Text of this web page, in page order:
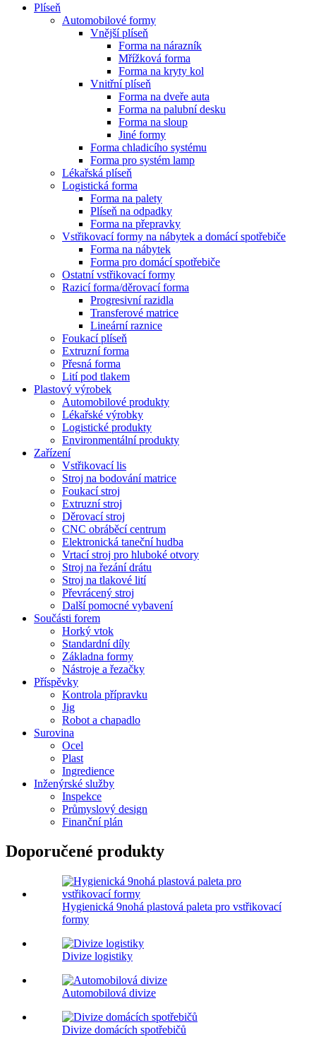
Plíseň
Automobilové formy
Vnější plíseň
Forma na nárazník
Mřížková forma
Forma na kryty kol
Vnitřní plíseň
Forma na dveře auta
Forma na palubní desku
Forma na sloup
Jiné formy
Forma chladicího systému
Forma pro systém lamp
Lékařská plíseň
Logistická forma
Forma na palety
Plíseň na odpadky
Forma na přepravky
Vstřikovací formy na nábytek a domácí spotřebiče
Forma na nábytek
Forma pro domácí spotřebiče
Ostatní vstřikovací formy
Razicí forma/děrovací forma
Progresivní razidla
Transferové matrice
Lineární raznice
Foukací plíseň
Extruzní forma
Přesná forma
Lití pod tlakem
Plastový výrobek
Automobilové produkty
Lékařské výrobky
Logistické produkty
Environmentální produkty
Zařízení
Vstřikovací lis
Stroj na bodování matrice
Foukací stroj
Extruzní stroj
Děrovací stroj
CNC obráběcí centrum
Elektronická taneční hudba
Vrtací stroj pro hluboké otvory
Stroj na řezání drátu
Stroj na tlakové lití
Převrácený stroj
Další pomocné vybavení
Součásti forem
Horký vtok
Standardní díly
Základna formy
Nástroje a řezačky
Příspěvky
Kontrola přípravku
Jig
Robot a chapadlo
Surovina
Ocel
Plast
Ingredience
Inženýrské služby
Inspekce
Průmyslový design
Finanční plán
Doporučené produkty
Hygienická 9nohá plastová paleta pro vstřikovací
formy
Divize logistiky
Automobilová divize
Divize domácích spotřebičů